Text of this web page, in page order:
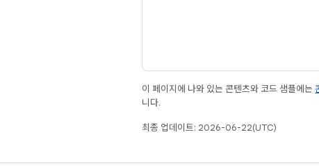
이 페이지에 나와 있는 콘텐츠와 코드 샘플에는
니다.
최종 업데이트: 2026-06-22(UTC)